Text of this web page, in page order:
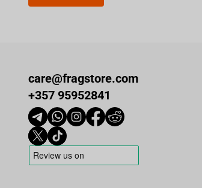
care@fragstore.com
+357 95952841